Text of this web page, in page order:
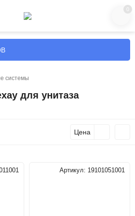
0
системы
для унитаза
Цена
Артикул: 19101051001